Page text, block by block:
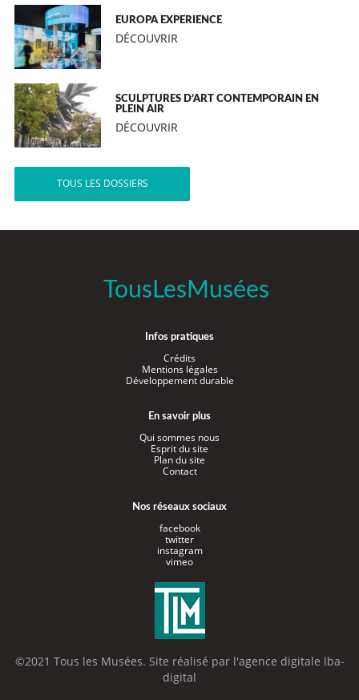
EUROPA EXPERIENCE
DÉCOUVRIR
SCULPTURES D’ART CONTEMPORAIN EN
PLEIN AIR
DÉCOUVRIR
TOUS LES DOSSIERS
TousLesMusées
Infos pratiques
Crédits
Mentions légales
Développement durable
En savoir plus
Qui sommes nous
Esprit du site
Plan du site
Contact
Nos réseaux sociaux
facebook
twitter
instagram
vimeo
©2021 Tous les Musées. Site réalisé par l'agence digitale lba-
digital